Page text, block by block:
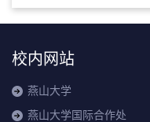
校内网站
燕山大学
燕山大学国际合作处